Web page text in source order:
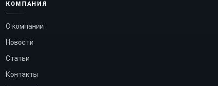
КОМПАНИЯ
О компании
Новости
Статьи
Контакты